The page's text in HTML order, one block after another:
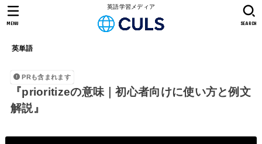
英語学習メディア
英単語
SEARCH
MENU
PRも含まれます
『prioritizeの意味｜初心者向けに使い方と例文
解説』